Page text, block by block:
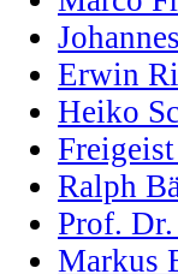
Erwin
Heiko
Ralph
Prof.
Markus